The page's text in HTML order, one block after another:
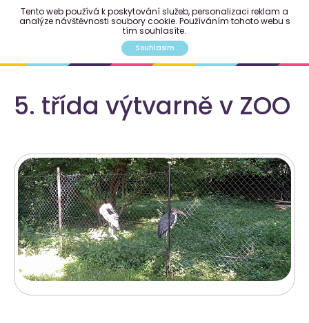
5. třída výtvarně v ZOO
Tento web používá k poskytování služeb, personalizaci reklam a
analýze návštěvnosti soubory cookie. Používáním tohoto webu s
tím souhlasíte.
Souhlasím